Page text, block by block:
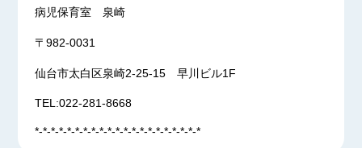
病児保育室 泉崎
〒982-0031
仙台市太白区泉崎2-25-15 早川ビル1F
TEL:022-281-8668
*-*-*-*-*-*-*-*-*-*-*-*-*-*-*-*-*-*-*-*-*